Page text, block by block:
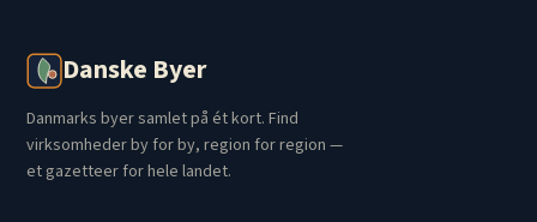
Danske Byer
Danmarks byer samlet på ét kort. Find
virksomheder by for by, region for region —
et gazetteer for hele landet.